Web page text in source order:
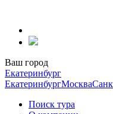
содержанию
Ваш город
Екатеринбург
ЕкатеринбургМосква
Поиск тура